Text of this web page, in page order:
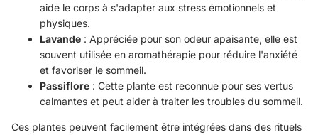
aide le corps à s'adapter aux stress émotionnels et
physiques.
Lavande : Appréciée pour son odeur apaisante, elle est
souvent utilisée en aromathérapie pour réduire l'anxiété
et favoriser le sommeil.
Passiflore : Cette plante est reconnue pour ses vertus
calmantes et peut aider à traiter les troubles du sommeil.
Ces plantes peuvent facilement être intégrées dans des rituels